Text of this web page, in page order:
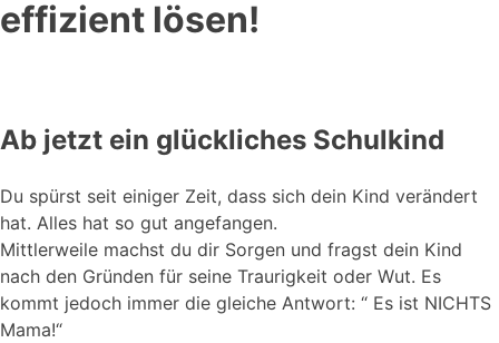
effizient lösen!
Ab jetzt ein glückliches Schulkind
Du spürst seit einiger Zeit, dass sich dein Kind verändert
hat. Alles hat so gut angefangen.
Mittlerweile machst du dir Sorgen und fragst dein Kind
nach den Gründen für seine Traurigkeit oder Wut. Es
kommt jedoch immer die gleiche Antwort: “ Es ist NICHTS
Mama!“